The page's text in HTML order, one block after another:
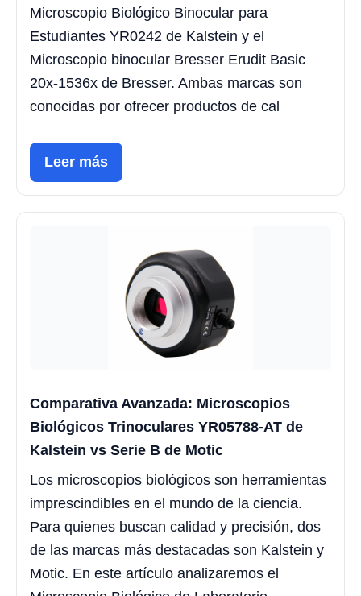
Microscopio Biológico Binocular para
Estudiantes YR0242 de Kalstein y el
Microscopio binocular Bresser Erudit Basic
20x-1536x de Bresser. Ambas marcas son
conocidas por ofrecer productos de cal
Leer más
Comparativa Avanzada: Microscopios
Biológicos Trinoculares YR05788-AT de
Kalstein vs Serie B de Motic
Los microscopios biológicos son herramientas
imprescindibles en el mundo de la ciencia.
Para quienes buscan calidad y precisión, dos
de las marcas más destacadas son Kalstein y
Motic. En este artículo analizaremos el